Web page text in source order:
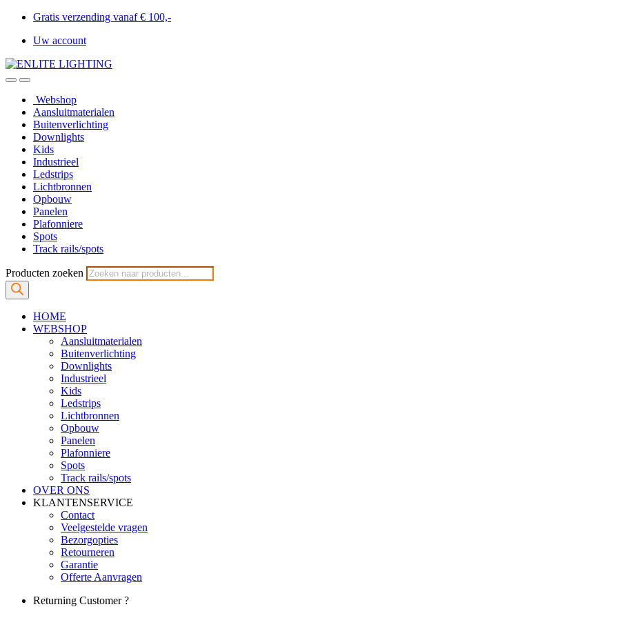
Gratis verzending vanaf € 100,-
Uw account
Webshop
Aansluitmaterialen
Buitenverlichting
Downlights
Kids
Industrieel
Ledstrips
Lichtbronnen
Opbouw
Panelen
Plafonniere
Spots
Track rails/spots
Producten zoeken
HOME
WEBSHOP
Aansluitmaterialen
Buitenverlichting
Downlights
Industrieel
Kids
Ledstrips
Lichtbronnen
Opbouw
Panelen
Plafonniere
Spots
Track rails/spots
OVER ONS
KLANTENSERVICE
Contact
Veelgestelde vragen
Bezorgopties
Retourneren
Garantie
Offerte Aanvragen
Returning Customer ?